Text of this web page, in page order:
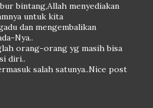
bintang,Allah menyediakan
untuk kita
dan mengembalikan
Nya..
orang-orang yg masih bisa
diri..
salah satunya..Nice post